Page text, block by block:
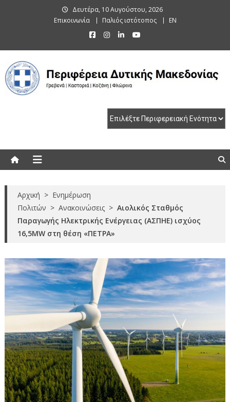
Δευτέρα, 10 Αυγούστου, 2026
Επικοινωνία
Παλιός ιστότοπος EN
Αρχική > Ενημέρωση
Πολιτών > Ανακοινώσεις > Αιολικός Σταθμός
Παραγωγής Ηλεκτρικής Ενέργειας (ΑΣΠΗΕ) ισχύος
16,5MW στη θέση «ΠΕΤΡΑ»